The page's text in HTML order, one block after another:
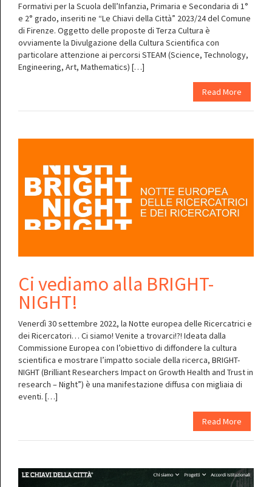
Formativi per la Scuola dell’Infanzia, Primaria e Secondaria di 1°
e 2° grado, inseriti ne “Le Chiavi della Città” 2023/24 del Comune
di Firenze. Oggetto delle proposte di Terza Cultura è
ovviamente la Divulgazione della Cultura Scientifica con
particolare attenzione ai percorsi STEAM (Science, Technology,
Engineering, Art, Mathematics) […]
Read More
Ci vediamo alla BRIGHT-
NIGHT!
Venerdì 30 settembre 2022, la Notte europea delle Ricercatrici e
dei Ricercatori… Ci siamo! Venite a trovarci!?! Ideata dalla
Commissione Europea con l’obiettivo di diffondere la cultura
scientifica e mostrare l’impatto sociale della ricerca, BRIGHT-
NIGHT (Brilliant Researchers Impact on Growth Health and Trust in
research – Night”) è una manifestazione diffusa con migliaia di
eventi. […]
Read More